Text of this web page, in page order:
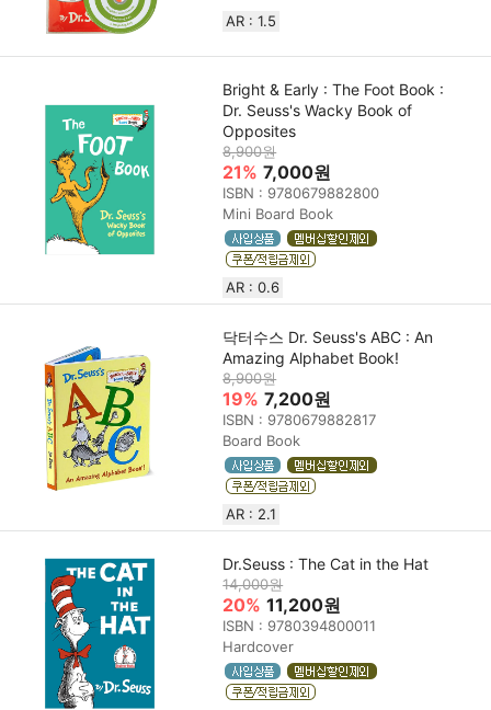
AR : 1.5
Bright & Early : The Foot Book :
Dr. Seuss's Wacky Book of
Opposites
8,900원
21% 7,000원
ISBN : 9780679882800
Mini Board Book
AR : 0.6
닥터수스 Dr. Seuss's ABC : An
Amazing Alphabet Book!
8,900원
19% 7,200원
ISBN : 9780679882817
Board Book
AR : 2.1
Dr.Seuss : The Cat in the Hat
14,000원
20% 11,200원
ISBN : 9780394800011
Hardcover